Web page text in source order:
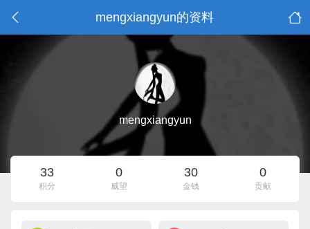
mengxiangyun的资料
mengxiangyun
33
积分
0
威望
30
金钱
0
贡献